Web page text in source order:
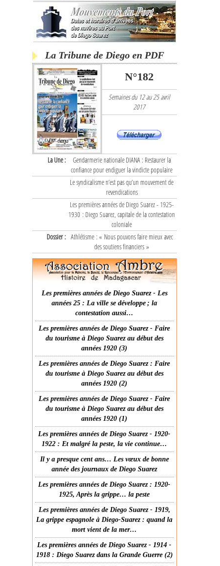
La Tribune de Diego en PDF
N°182
Semaines du 12 au 25 avril
2017
La Une :
Gendarmerie nationale DIANA : Restaurer la
confiance pour endiguer la vindicte populaire
Le syndicalisme n’est pas qu’un mouvement de
revendications
Les premières années de Diego Suarez - 1925-
1930 : Diego Suarez, capitale de la contestation
coloniale
Dossier : Athlétisme : « Nous pouvons faire mieux avec
des soutiens financiers »
Les premières années de Diego Suarez - Les
années 25 : La ville se développe ; la
contestation aussi…
Les premières années de Diego Suarez - Faire
du tourisme à Diego Suarez au début des
années 1920 (3)
Les premières années de Diego Suarez : Faire
du tourisme à Diego Suarez au début des
années 1920 (2)
Les premières années de Diego Suarez - Faire
du tourisme à Diego Suarez au début des
années 1920 (1)
Les premières années de Diego Suarez - 1920-
1922 : Et malgré la peste, la vie continue…
Il y a presque cent ans… Les vœux de bonne
année des journaux de Diego Suarez
Les premières années de Diego Suarez : 1920-
1925, Après la grippe… la peste
Les premières années de Diego Suarez - 1919,
La grippe espagnole à Diego-Suarez : quand la
mort vient de la mer…
Les premières années de Diego Suarez - 1914 -
1918 : Diego Suarez dans la Grande Guerre (2)